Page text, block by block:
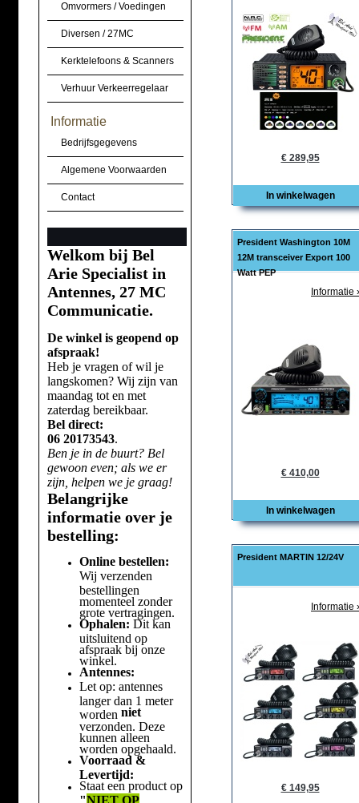
Omvormers / Voedingen
Diversen / 27MC
Kerktelefoons & Scanners
Verhuur Verkeerregelaar
Informatie
Bedrijfsgegevens
Algemene Voorwaarden
Contact
Welkom bij Bel
Arie Specialist in
Antennes, 27 MC
Communicatie.
De winkel is geopend op
afspraak!
Heb je vragen of wil je
langskomen? Wij zijn van
maandag tot en met
zaterdag bereikbaar.
Bel direct:
06 20173543.
Ben je in de buurt? Bel
gewoon even; als we er
zijn, helpen we je graag!
Belangrijke
informatie over je
bestelling:
Online bestellen:
Wij verzenden
bestellingen
momenteel zonder
grote vertragingen.
Ophalen: Dit kan
uitsluitend op
afspraak bij onze
winkel.
Antennes:
Let op: antennes
langer dan 1 meter
worden niet
verzonden. Deze
kunnen alleen
worden opgehaald.
Voorraad &
Levertijd:
Staat een product op
"NIET OP
€ 289,95
In winkelwagen
President Washington 10M
12M transceiver Export 100
Watt PEP
Informatie
€ 410,00
In winkelwagen
President MARTIN 12/24V
Informatie
€ 149,95